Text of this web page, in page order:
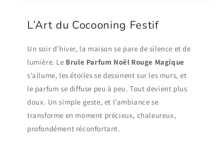
L’Art du Cocooning Festif
Un soir d’hiver, la maison se pare de silence et de
lumière. Le Brule Parfum Noël Rouge Magique
s’allume, les étoiles se dessinent sur les murs, et
le parfum se diffuse peu à peu. Tout devient plus
doux. Un simple geste, et l’ambiance se
transforme en moment précieux, chaleureux,
profondément réconfortant.